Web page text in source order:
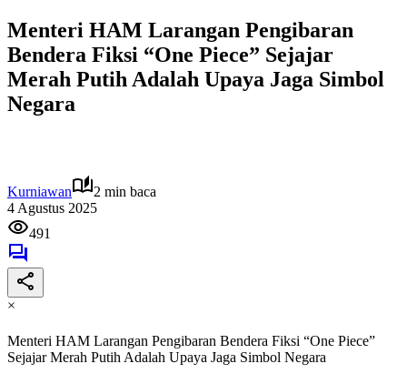
Menteri HAM Larangan Pengibaran
Bendera Fiksi “One Piece” Sejajar
Merah Putih Adalah Upaya Jaga Simbol
Negara
Kurniawan
2 min baca
4 Agustus 2025
491
×
Menteri HAM Larangan Pengibaran Bendera Fiksi “One Piece”
Sejajar Merah Putih Adalah Upaya Jaga Simbol Negara